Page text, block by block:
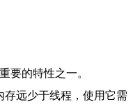
要的特性之一。
存远少于线程，使用它需